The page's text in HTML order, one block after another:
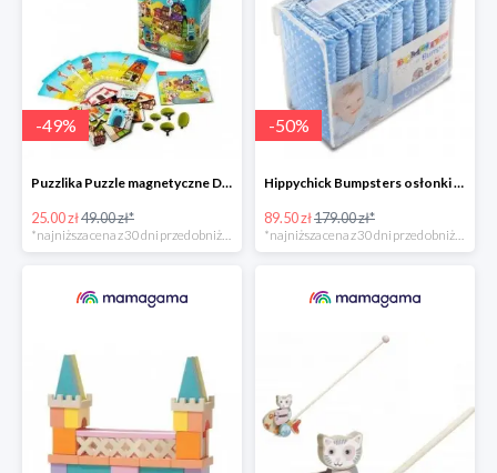
-49%
Puzzlika Puzzle magnetyczne Domki -49%
25.00 zł49.00 zł*
*najniższa cena z 30 dni przed obniżką
-50%
Hippychick Bumpsters osłonki na szczebelki kropki/paski niebieskie 10szt. -50%
89.50 zł179.00 zł*
*najniższa cena z 30 dni przed obniżką